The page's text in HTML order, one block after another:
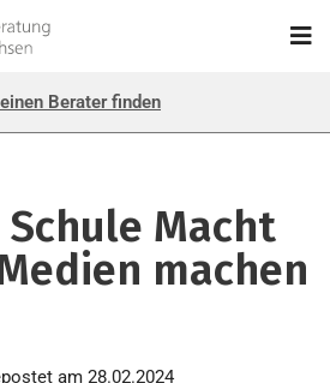
Berater finden
Macht
machen
am 28.02.2024